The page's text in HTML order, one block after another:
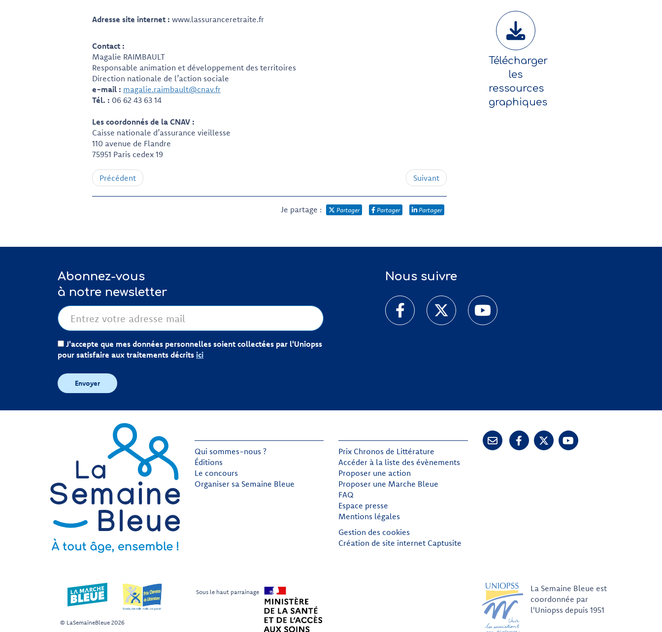
Adresse site internet : www.lassuranceretraite.fr
Contact :
Magalie RAIMBAULT
Responsable animation et développement des territoires
Direction nationale de l’action sociale
e-mail : magalie.raimbault@cnav.fr
Tél. : 06 62 43 63 14
Les coordonnés de la CNAV :
Caisse nationale d’assurance vieillesse
110 avenue de Flandre
75951 Paris cedex 19
Précédent Suivant
Je partage : Partager Partager Partager
Télécharger
les
ressources
graphiques
Abonnez-vous
à notre newsletter
J'accepte que mes données personnelles soient collectées par l'Uniopss
pour satisfaire aux traitements décrits ici
Envoyer
Nous suivre
Qui sommes-nous ?
Éditions
Le concours
Organiser sa Semaine Bleue
Prix Chronos de Littérature
Accéder à la liste des évènements
Proposer une action
Proposer une Marche Bleue
FAQ
Espace presse
Mentions légales
Gestion des cookies
Création de site internet Captusite
© LaSemaineBleue 2026
Sous le haut parrainage
La Semaine Bleue est
coordonnée par
l'Uniopss depuis 1951